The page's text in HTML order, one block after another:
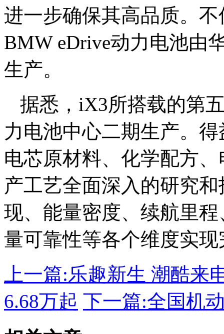
进一步确保其高品质。
BMW eDrive动力电池由
生产。
据悉，iX3所搭载的第
力电池中心二期生产。
电芯原材料、化学配方
产工艺全面深入的研究
现、能量密度、续航里
量可靠性等各个维度实
上一篇:乐趣新生 潮酷来
6.68万起 下一篇:全国机